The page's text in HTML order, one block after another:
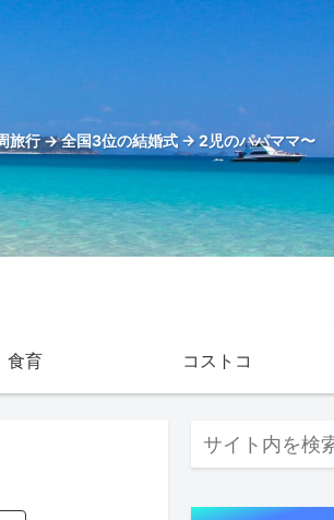
行 → 全国3位の結婚式 → 2児のパパママ〜
食育 コストコ